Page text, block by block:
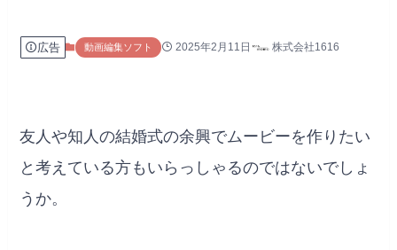
広告 動画編集ソフト 2025年2月11日 株式会社1616
友人や知人の結婚式の余興でムービーを作りたい
と考えている方もいらっしゃるのではないでしょ
うか。